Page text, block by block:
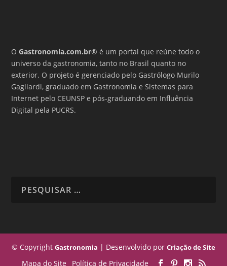
OGastronomia.com.br® é um portal que reúne todo o
universo da gastronomia, tanto no Brasil quanto no
exterior. O projeto é gerenciado pelo Gastrólogo Murilo
Gagliardi, graduado em Gastronomia e Sistemas para
Internet pelo CEUNSP e pós-graduando em Influência
Digital pela PUCRS.
© Copyright Gastronomia | Desenvolvido por Criação de Site
Mapa do Site Política de Privacidade